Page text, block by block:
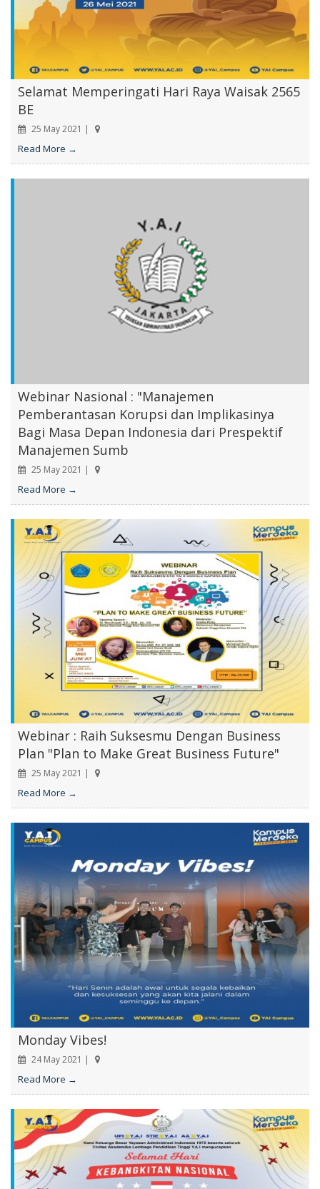
Selamat Memperingati Hari Raya Waisak 2565
BE
25 May 2021 |
Read More →
Webinar Nasional : "Manajemen
Pemberantasan Korupsi dan Implikasinya
Bagi Masa Depan Indonesia dari Prespektif
Manajemen Sumb
25 May 2021 |
Read More →
Webinar : Raih Suksesmu Dengan Business
Plan "Plan to Make Great Business Future"
25 May 2021 |
Read More →
Monday Vibes!
24 May 2021 |
Read More →